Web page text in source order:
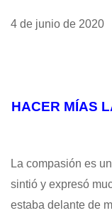
4 de junio de 2020
HACER MÍAS
La compasión es
sintió y expresó
estaba delante de